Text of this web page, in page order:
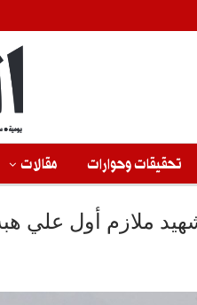
تحقيقات وحوارات مقالات
ملازم أول علي